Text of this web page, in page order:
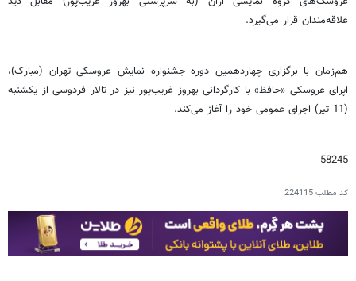
علاقه‌مندان قرار می‌گیرد.
هم‌زمان با برگزاری چهاردهمین دوره جشنواره نمایش عروسکی تهران (مبارک)،
اپرای عروسکی «حافظ» با کارگردانی بهروز غریب‌پور نیز در تالار فردوسی از یکشنبه
(11 تیر) اجرای عمومی خود را آغاز می‌کند.
58245
کد مطلب224115